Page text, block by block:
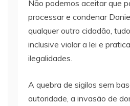
Não podemos aceitar que
processar e condenar
qualquer outro cidadão,
inclusive violar a lei e
ilegalidades.
A quebra de sigilos sem
autoridade, a invasão de